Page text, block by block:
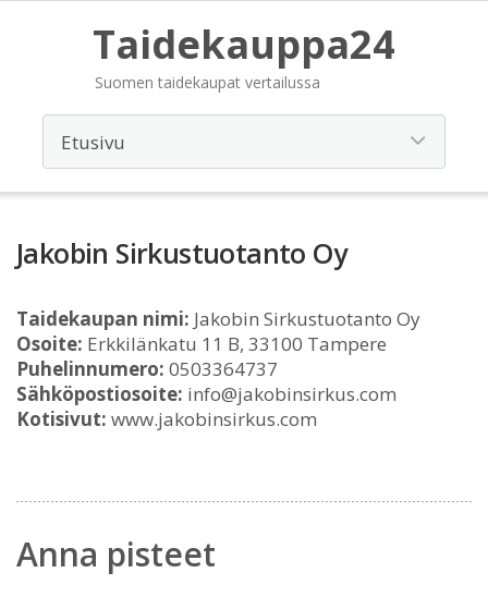
Taidekauppa24
Suomen taidekaupat vertailussa
Jakobin Sirkustuotanto Oy
Taidekaupan nimi: Jakobin Sirkustuotanto Oy
Osoite: Erkkilänkatu 11 B, 33100 Tampere
Puhelinnumero: 0503364737
Sähköpostiosoite: info@jakobinsirkus.com
Kotisivut: www.jakobinsirkus.com
Anna pisteet